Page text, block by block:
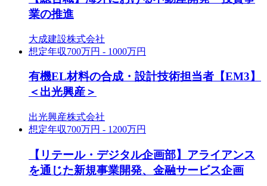
業の推進
大成建設株式会社
想定年収700万円 - 1000万円
有機EL材料の合成・設計技術担当者【EM3】
＜出光興産＞
出光興産株式会社
想定年収700万円 - 1200万円
【リテール・デジタル企画部】アライアンス
を通じた新規事業開発、金融サービス企画